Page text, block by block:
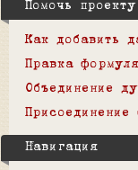
Помочь проекту
Как добавить
Правка
Объединение
Присоединение
Навигация